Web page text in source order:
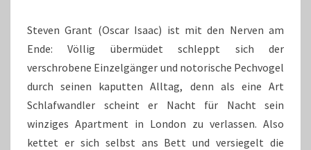
AN
GRENZEN
Steven Grant (Oscar Isaac) ist mit den Nerven am
Ende: Völlig übermüdet schleppt sich der
verschrobene Einzelgänger und notorische Pechvogel
durch seinen kaputten Alltag, denn als eine Art
Schlafwandler scheint er Nacht für Nacht sein
winziges Apartment in London zu verlassen. Also
kettet er sich selbst ans Bett und versiegelt die